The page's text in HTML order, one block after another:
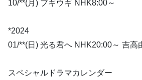
10/**(月) ブギウギ NHK8:00～
*2024
01/**(日) 光る君へ NHK20:00～ 吉高
スペシャルドラマカレンダー